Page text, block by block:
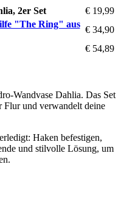
2er Set
€ 19,99
"The Ring" aus
€ 34,90
€ 54,89
Wandvase Dahlia. Das Set
Flur und verwandelt deine
Haken befestigen,
und stilvolle Lösung, um